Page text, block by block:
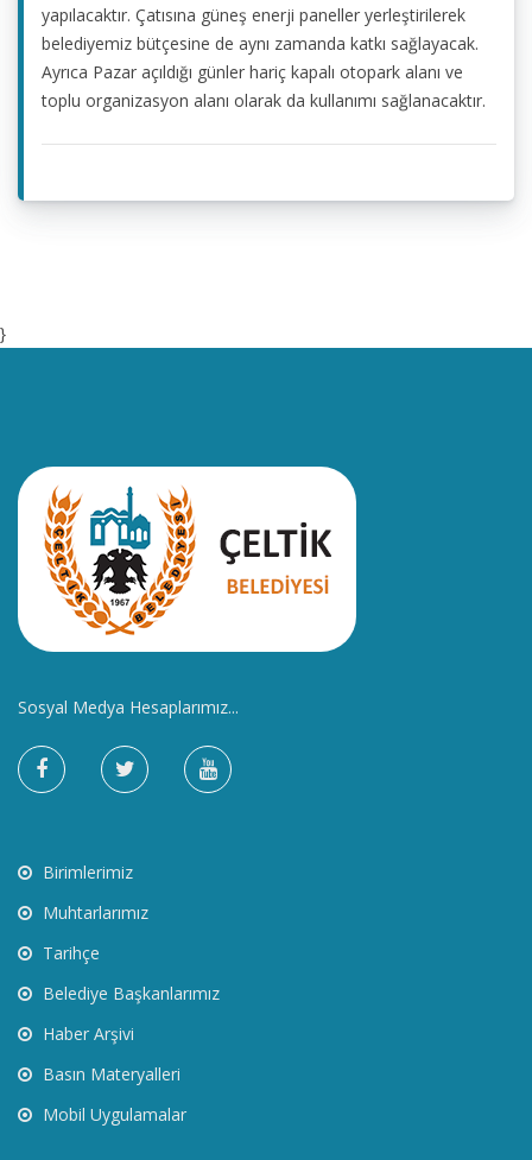
yapılacaktır. Çatısına güneş enerji paneller yerleştirilerek
belediyemiz bütçesine de aynı zamanda katkı sağlayacak.
Ayrıca Pazar açıldığı günler hariç kapalı otopark alanı ve
toplu organizasyon alanı olarak da kullanımı sağlanacaktır.
}
Sosyal Medya Hesaplarımız...
Birimlerimiz
Muhtarlarımız
Tarihçe
Belediye Başkanlarımız
Haber Arşivi
Basın Materyalleri
Mobil Uygulamalar